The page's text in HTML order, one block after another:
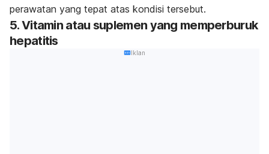
perawatan yang tepat atas kondisi tersebut.
5. Vitamin atau suplemen yang memperburuk
hepatitis
Iklan